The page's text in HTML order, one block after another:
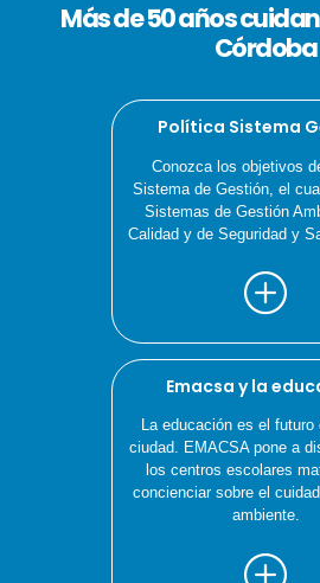
Más de 50 años
Córdoba
Política Sistema
Conozca los objetivos
Sistema de Gestión, el
Sistemas de Gestión
Calidad y de Seguridad y
Emacsa y la
La educación es el futuro
ciudad. EMACSA pone a
los centros escolares
concienciar sobre el
ambiente.